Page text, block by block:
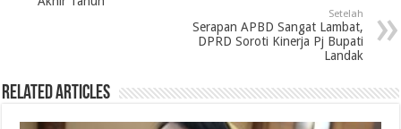
Setelah
Serapan APBD Sangat Lambat,
DPRD Soroti Kinerja Pj Bupati
Landak
Related Articles